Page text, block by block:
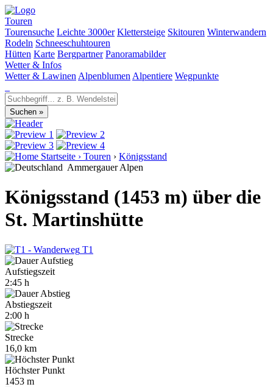
Touren
Tourensuche Leichte 3000er Klettersteige Skitouren Winterwandern
Rodeln Schneeschuhtouren
Hütten Karte Bergpartner Panoramabilder
Wetter & Infos
Wetter & Lawinen Alpenblumen Alpentiere Wegpunkte
Startseite › Touren › Königsstand
Ammergauer Alpen
Königsstand (1453 m) über die
St. Martinshütte
T1
Aufstiegszeit
2:45 h
Abstiegszeit
2:00 h
Strecke
16,0 km
Höchster Punkt
1453 m